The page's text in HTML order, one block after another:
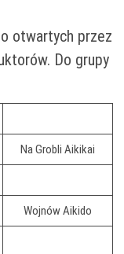
otwartych przez
Do grupy
Na Grobli Aikikai
Wojnów Aikido